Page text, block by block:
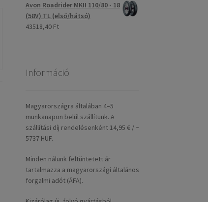
Avon Roadrider MKII 110/80 - 18
(58V) TL (első/hátsó)
43518,40 Ft
Információ
Magyarországra általában 4–5
munkanapon belül szállítunk. A
szállítási díj rendelésenként 14,95 € / ~
5737 HUF.
Minden nálunk feltüntetett ár
tartalmazza a magyarországi általános
forgalmi adót (ÁFA).